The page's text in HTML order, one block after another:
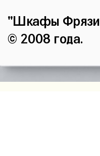
"Шкафы
© 2008 года.